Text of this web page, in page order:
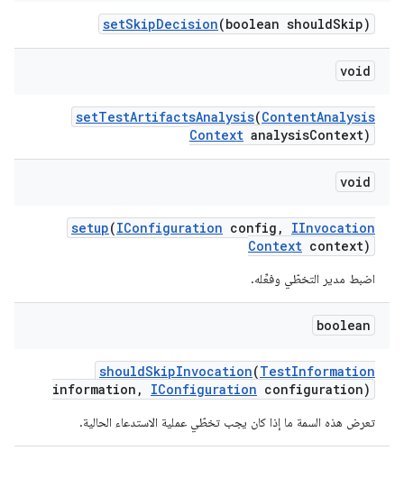
setSkipDecision(boolean shouldSkip)
void
setTestArtifactsAnalysis(ContentAnalysis
Context analysisContext)
void
setup(IConfiguration config ,
IInvocation
Context context)
اضبط مدير التخطّي وفعِّله.
boolean
shouldSkipInvocation(TestInformation
information , IConfiguration configuration)
تعرض هذه السمة ما إذا كان يجب تخطّي عملية الاستدعاء الحالية.